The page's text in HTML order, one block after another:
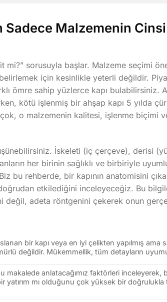
Sadece Malzemenin
mi?” sorusuyla başlar. Malzeme seçimi
için kesinlikle yeterli değildir.
ömre sahip yüzlerce kapı bulabilirsiniz.
kötü işlenmiş bir ahşap kapı 5 yılda
o malzemenin kalitesi, işlenme biçimi
İskeleti (iç çerçeve), derisi
her birinin sağlıklı ve birbiriyle
bu rehberde, bir kapının anatomisini
etkilediğini inceleyeceğiz. Bu
değil, adeta röntgenini çekerek onun
bir kapı veya en iyi çelikten yapılmış ama
değildir. Mükemmellik, tüm detayların
anlatacağımız faktörleri inceleyerek,
yatırım mı olduğunu çok yüksek bir doğrulukla